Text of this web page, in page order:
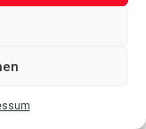
Häuser zum